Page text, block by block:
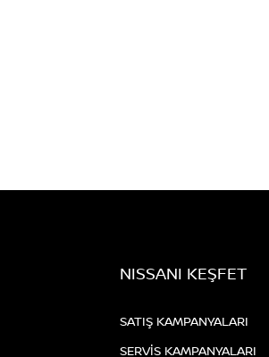
NISSANI KEŞFET
SATIŞ KAMPANYALARI
SERVİS KAMPANYALARI